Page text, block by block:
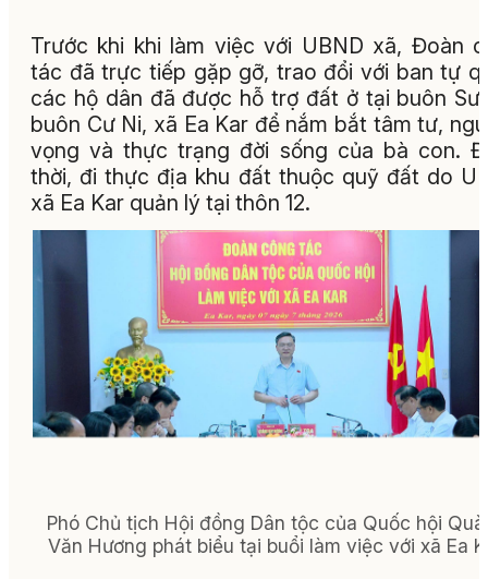
Trước khi khi làm việc với UBND xã, Đoàn
tác đã trực tiếp gặp gỡ, trao đổi với ban tự
các hộ dân đã được hỗ trợ đất ở tại buôn
buôn Cư Ni, xã Ea Kar để nắm bắt tâm tư,
vọng và thực trạng đời sống của bà con.
thời, đi thực địa khu đất thuộc quỹ đất do
xã Ea Kar quản lý tại thôn 12.
Phó Chủ tịch Hội đồng Dân tộc của Quốc hội
Văn Hương phát biểu tại buổi làm việc với xã Ea